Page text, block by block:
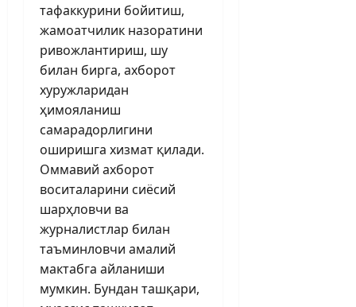
тафаккурини бойитиш,
жамоатчилик назоратини
ривожлантириш, шу
билан бирга, ахборот
хуружларидан
ҳимояланиш
самарадорлигини
оширишга хизмат қилади.
Оммавий ахборот
воситаларини сиёсий
шарҳловчи ва
журналистлар билан
таъминловчи амалий
мактабга айланиши
мумкин. Бундан ташқари,